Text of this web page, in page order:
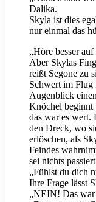
Dalika.
Skyla ist dies
nur einmal das
„Höre besser
Aber Skylas
reißt Segone zu
Schwert im Flug
Augenblick
Knöchel beginnt
das war es
den Dreck, wo
erlöschen, als
Feindes
sei nichts
„Fühlst du dich
Ihre Frage lässt
„NEIN! Das